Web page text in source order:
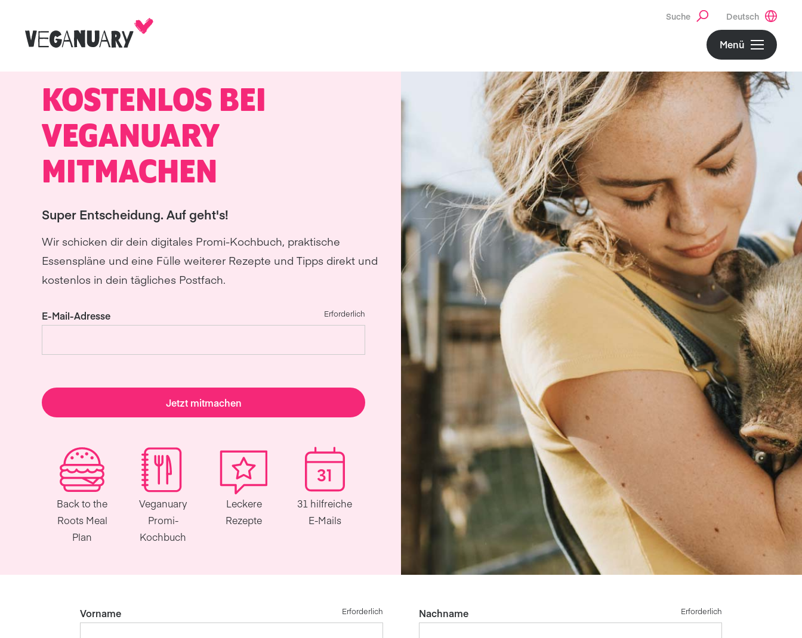
Suche Deutsch
Menü
KOSTENLOS BEI
VEGANUARY
MITMACHEN
Super Entscheidung. Auf geht's!
Wir schicken dir dein digitales Promi-Kochbuch, praktische
Essenspläne und eine Fülle weiterer Rezepte und Tipps direkt und
kostenlos in dein tägliches Postfach.
E-Mail-Adresse Erforderlich
Jetzt mitmachen
Back to the
Roots Meal
Plan
Veganuary
Promi-
Kochbuch
Leckere
Rezepte
31 hilfreiche
E-Mails
Vorname Erforderlich Nachname Erforderlich